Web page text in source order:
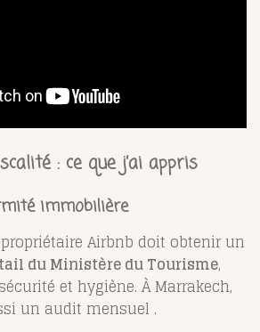
: ce que j’ai appris
immobilière
Airbnb doit obtenir un
du Ministère du Tourisme,
et hygiène. À Marrakech,
un audit mensuel .